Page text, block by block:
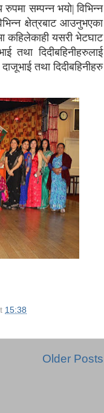
रुपमा सम्पन्न भयो| विभिन्न
क्षेत्रबाट आउनुभएका
कहिलेकाही यसरी भेटघाट
तथा दिदीबहिनीहरुलाई
तथा दिदीबहिनीहरु
15:38
Older Posts